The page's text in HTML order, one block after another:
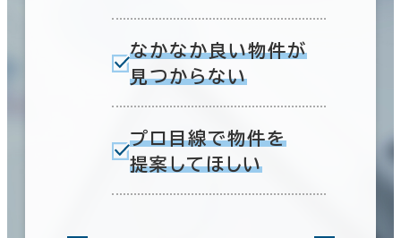
なかなか良い物件が
見つからない
プロ目線で物件を
提案してほしい